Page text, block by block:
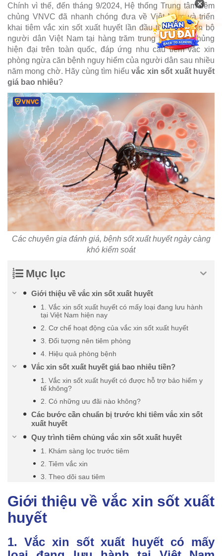
Chính vì thế, đến tháng 9/2024, Hệ thống Trung tâm tiêm
chủng VNVC đã nhanh chóng đưa về Việt Nam và triển
khai tiêm vắc xin sốt xuất huyết lần đầu tiên cho toàn bộ
người dân Việt Nam tại hàng trăm trung tâm tiêm chủng
hiện đại trên toàn quốc, đáp ứng nhu cầu tiêm vắc xin
phòng ngừa căn bệnh nguy hiểm của người dân sau nhiều
năm mong chờ. Hãy cùng tìm hiểuvắc xin sốt xuất huyết
giá bao nhiêu?
Các chuyên gia đánh giá, bệnh sốt xuất huyết ngày càng
khó kiểm soát
Mục lục
Giới thiệu về vắc xin sốt xuất huyết
1. Vắc xin sốt xuất huyết có mấy loại đang lưu hành
tại Việt Nam hiện nay
2. Cơ chế hoạt động của vắc xin sốt xuất huyết
3. Đối tượng nên tiêm phòng
4. Hiệu quả phòng bệnh
Vắc xin sốt xuất huyết giá bao nhiêu tiền?
1. Vắc xin sốt xuất huyết có được hỗ trợ bảo hiểm y
tế không?
2. Có những ưu đãi nào không?
Các bước cần chuẩn bị trước khi tiêm vắc xin sốt
xuất huyết
Quy trình tiêm chủng vắc xin sốt xuất huyết
1. Khám sàng lọc trước tiêm
2. Tiêm vắc xin
3. Theo dõi sau tiêm
Giới thiệu về vắc xin sốt xuất
huyết
1. Vắc xin sốt xuất huyết có mấy
×